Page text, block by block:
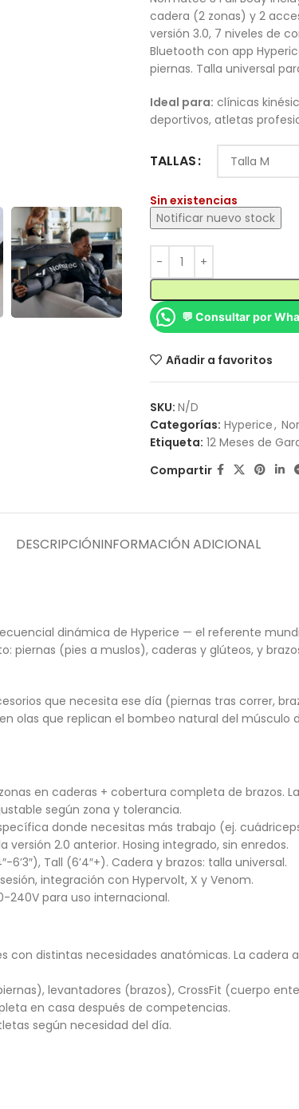
cadera (2 zonas) y 2
versión 3.0, 7 niveles de
Bluetooth con app
piernas. Talla universal
Ideal para: clínicas
deportivos, atletas
TALLAS
Sin existencias
💬 Consultar por
Añadir a favoritos
SKU: N/D
Categorías: Hyperice,
Etiqueta: 12 Meses de
Compartir
DESCRIPCIÓNINFORMACIÓN ADICIONAL
dinámica de Hyperice — el referente
piernas (pies a muslos), caderas y glúteos, y
que necesita ese día (piernas tras correr,
olas que replican el bombeo natural del músculo
en caderas + cobertura completa de brazos.
según zona y tolerancia.
donde necesitas más trabajo (ej.
versión 2.0 anterior. Hosing integrado, sin enredos.
6’3″), Tall (6’4″+). Cadera y brazos: talla universal.
integración con Hypervolt, X y Venom.
240V para uso internacional.
con distintas necesidades anatómicas. La cadera
levantadores (brazos), CrossFit (cuerpo
en casa después de competencias.
según necesidad del día.